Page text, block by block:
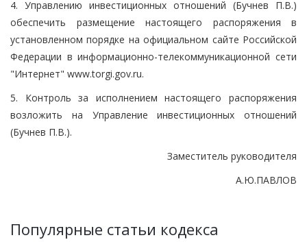
4. Управлению инвестиционных отношений (Бучнев П.В.)
обеспечить размещение настоящего распоряжения в
установленном порядке на официальном сайте Российской
Федерации в информационно-телекоммуникационной сети
"Интернет" www.torgi.gov.ru.
5. Контроль за исполнением настоящего распоряжения
возложить на Управление инвестиционных отношений
(Бучнев П.В.).
Заместитель руководителя
А.Ю.ПАВЛОВ
Популярные статьи кодекса